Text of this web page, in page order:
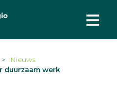
Nieuws
duurzaam werk